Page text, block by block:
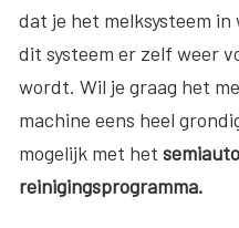
dat je het melksysteem
dit systeem er zelf weer
wordt. Wil je graag het
machine eens heel
mogelijk met het
reinigingsprogramma.